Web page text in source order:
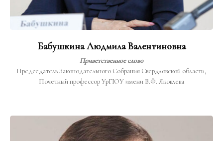
Бабушкина Людмила Валентиновна
Приветственное слово
Председатель Законодательного Собрания Свердловской области,
Почетный профессор УрГЮУ имени В.Ф. Яковлева